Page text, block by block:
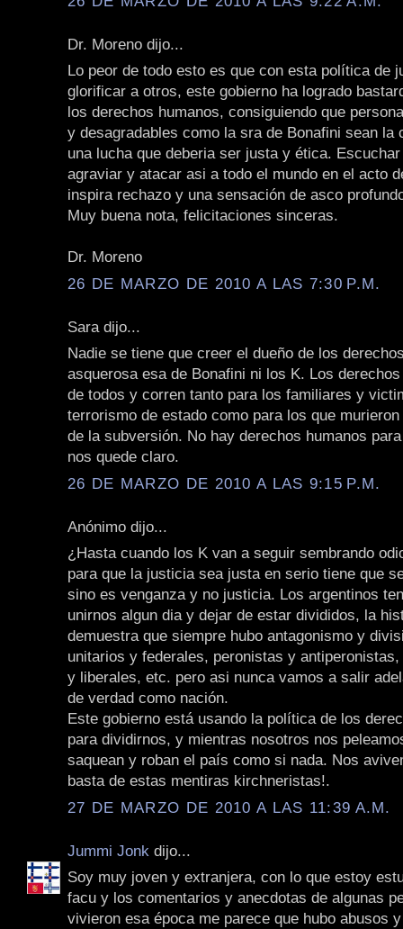
Dr. Moreno dijo...
Lo peor de todo esto es que con esta política de
glorificar a otros, este gobierno ha logrado
los derechos humanos, consiguiendo que
y desagradables como la sra de Bonafini sean la
una lucha que deberia ser justa y ética.
agraviar y atacar asi a todo el mundo en el acto
inspira rechazo y una sensación de asco
Muy buena nota, felicitaciones sinceras.
Dr. Moreno
26 DE MARZO DE 2010 A LAS 7:30 P.M.
Sara dijo...
Nadie se tiene que creer el dueño de los
asquerosa esa de Bonafini ni los K. Los
de todos y corren tanto para los familiares y
terrorismo de estado como para los que
de la subversión. No hay derechos humanos
nos quede claro.
26 DE MARZO DE 2010 A LAS 9:15 P.M.
Anónimo dijo...
¿Hasta cuando los K van a seguir sembrando
para que la justicia sea justa en serio tiene que
sino es venganza y no justicia. Los argentinos
unirnos algun dia y dejar de estar divididos, la
demuestra que siempre hubo antagonismo y
unitarios y federales, peronistas y
y liberales, etc. pero asi nunca vamos a salir
de verdad como nación.
Este gobierno está usando la política de los
para dividirnos, y mientras nosotros nos
saquean y roban el país como si nada. Nos
basta de estas mentiras kirchneristas!.
27 DE MARZO DE 2010 A LAS 11:39 A.M.
Jummi Jonk dijo...
Soy muy joven y extranjera, con lo que estoy
facu y los comentarios y anecdotas de algunas
vivieron esa época me parece que hubo abusos